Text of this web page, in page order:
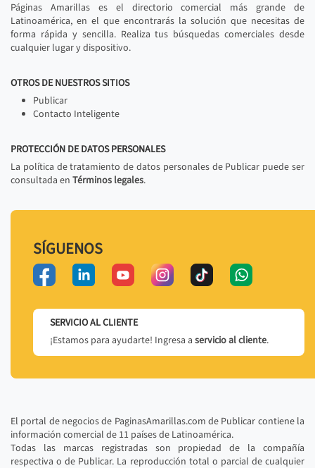
Páginas Amarillas es el directorio comercial más grande de
Latinoamérica, en el que encontrarás la solución que necesitas de
forma rápida y sencilla. Realiza tus búsquedas comerciales desde
cualquier lugar y dispositivo.
OTROS DE NUESTROS SITIOS
Publicar
Contacto Inteligente
PROTECCIÓN DE DATOS PERSONALES
La política de tratamiento de datos personales de Publicar puede ser
consultada en Términos legales.
SÍGUENOS
SERVICIO AL CLIENTE
¡Estamos para ayudarte! Ingresa a servicio al cliente.
El portal de negocios de PaginasAmarillas.com de Publicar contiene la
información comercial de 11 países de Latinoamérica.
Todas las marcas registradas son propiedad de la compañía
respectiva o de Publicar. La reproducción total o parcial de cualquier